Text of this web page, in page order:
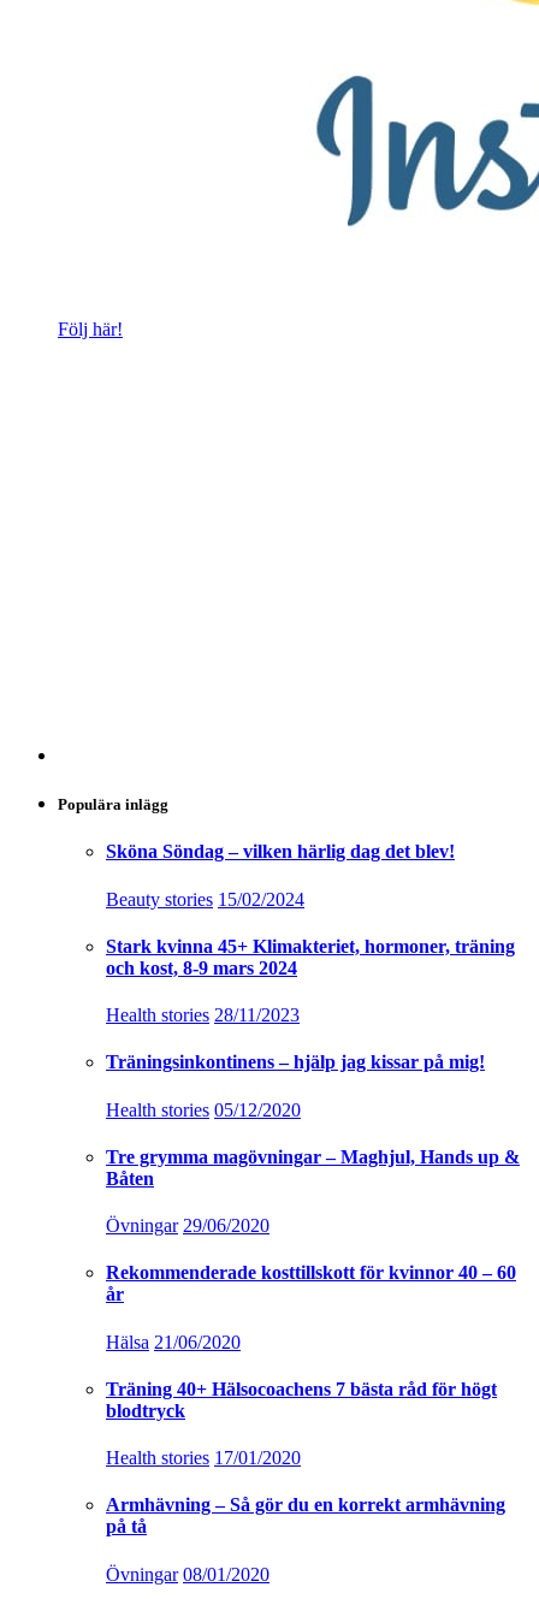
Följ här!
Populära inlägg
Sköna Söndag – vilken härlig dag det blev!
Beauty stories 15/02/2024
Stark kvinna 45+ Klimakteriet, hormoner, träning
och kost, 8-9 mars 2024
Health stories 28/11/2023
Träningsinkontinens – hjälp jag kissar på mig!
Health stories 05/12/2020
Tre grymma magövningar – Maghjul, Hands up &
Båten
Övningar 29/06/2020
Rekommenderade kosttillskott för kvinnor 40 – 60
år
Hälsa 21/06/2020
Träning 40+ Hälsocoachens 7 bästa råd för högt
blodtryck
Health stories 17/01/2020
Armhävning – Så gör du en korrekt armhävning
på tå
Övningar 08/01/2020